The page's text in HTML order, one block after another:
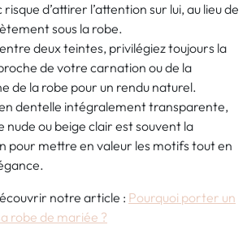
d’attirer l’attention sur lui, au lieu de
sous la robe.
deux teintes, privilégiez toujours la
de votre carnation ou de la
de la robe pour un rendu naturel.
dentelle intégralement transparente,
nude ou beige clair est souvent la
pour mettre en valeur les motifs tout en
notre article : Pourquoi porter un
robe de mariée ?